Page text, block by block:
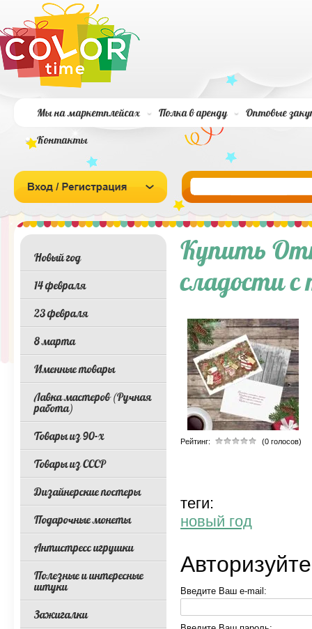
Мы на маркетплейсах Полка в аренду Оптовые
Контакты
Купить
сладости
Рейтинг: (0 голосов)
теги:
новый год
Введите Ваш e-mail:
Новый год
14 февраля
23 февраля
8 марта
Именные товары
Лавка мастеров (Ручная
работа)
Товары из 90-х
Товары из СССР
Дизайнерские постеры
Подарочные монеты
Антистресс игрушки
Полезные и интересные
штуки
Зажигалки